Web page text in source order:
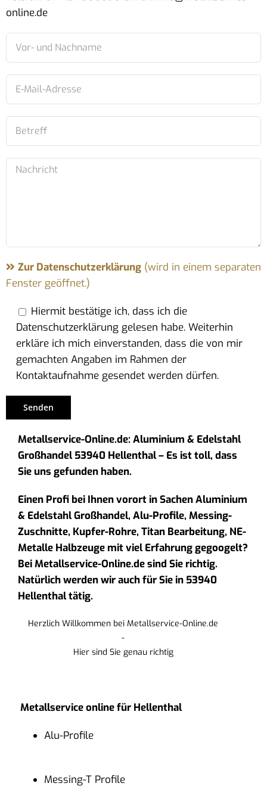
online.de
Zur Datenschutzerklärung(wird in einem separaten
Fenster geöffnet.)
Hiermit bestätige ich, dass ich die
Datenschutzerklärung gelesen habe. Weiterhin
erkläre ich mich einverstanden, dass die von mir
gemachten Angaben im Rahmen der
Kontaktaufnahme gesendet werden dürfen.
Metallservice-Online.de: Aluminium & Edelstahl
Großhandel 53940 Hellenthal – Es ist toll, dass
Sie uns gefunden haben.
Einen Profi bei Ihnen vorort in Sachen Aluminium
& Edelstahl Großhandel, Alu-Profile, Messing-
Zuschnitte, Kupfer-Rohre, Titan Bearbeitung, NE-
Metalle Halbzeuge mit viel Erfahrung gegoogelt?
Bei Metallservice-Online.de sind Sie richtig.
Natürlich werden wir auch für Sie in 53940
Hellenthal tätig.
Herzlich Willkommen bei Metallservice-Online.de
-
Hier sind Sie genau richtig
Metallservice online für Hellenthal
Alu-Profile
Messing-T Profile